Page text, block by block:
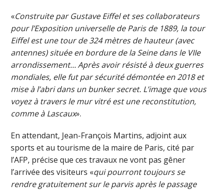
«Construite par Gustave Eiffel et ses collaborateurs
pour l’Exposition universelle de Paris de 1889, la tour
Eiffel est une tour de 324 mètres de hauteur (avec
antennes) située en bordure de la Seine dans le VIIe
arrondissement… Après avoir résisté à deux guerres
mondiales, elle fut par sécurité démontée en 2018 et
mise à l’abri dans un bunker secret. L’image que vous
voyez à travers le mur vitré est une reconstitution,
comme à Lascaux».
En attendant, Jean-François Martins, adjoint aux
sports et au tourisme de la maire de Paris, cité par
l’AFP, précise que ces travaux ne vont pas gêner
l’arrivée des visiteurs «qui pourront toujours se
rendre gratuitement sur le parvis après le passage